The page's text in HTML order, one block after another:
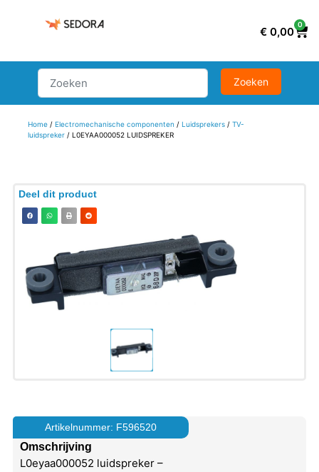
€ 0,00
0
Home/ Electromechanische componenten / Luidsprekers/ TV-
luidspreker/ L0EYAA000052 LUIDSPREKER
Deel dit product
Artikelnummer: F596520
Omschrijving
L0eyaa000052 luidspreker –